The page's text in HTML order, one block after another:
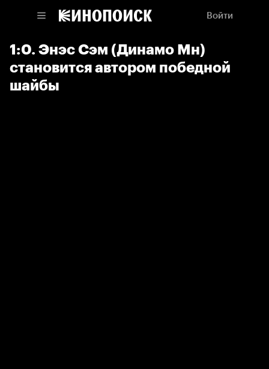
Войти
1:0. Энэс Сэм (Динамо Мн)
становится автором победной
шайбы